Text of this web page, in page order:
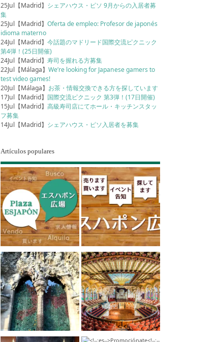
25Jul【Madrid】 シェアハウス・ピソ 9月からの入居者募
集
25Jul【Madrid】Oferta de empleo: Profesor de japonés
idioma materno
24Jul【Madrid】今話題のマドリード国際交流ピクニック
第4弾！(25日開催)
24Jul【Madrid】寿司を握れる方募集
22Jul【Málaga】We’re looking for Japanese gamers to
test video games!
20Jul【Málaga】 お茶・情報交換できる方を探しています
17Jul【Madrid】 国際交流ピクニック 第3弾！(17日開催)
15Jul【Madrid】高級寿司店にてホール・キッチンスタッ
フ募集
14Jul【Madrid】 シェアハウス・ピソ入居者を募集
Artículos populares